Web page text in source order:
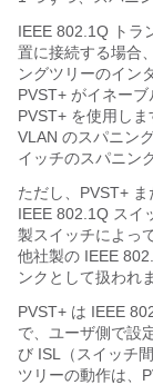
IEEE 802.1Q トラ
置に接続する場合
ングツリーのイン
PVST+ がイネー
PVST+ を使用し
VLAN のスパニン
イッチのスパニン
ただし、PVST+
IEEE 802.1Q スイ
製スイッチによっ
他社製の IEEE
ンクとして扱われ
PVST+ は IEEE
で、ユーザ側で設
び ISL（スイッチ
ツリーの動作は、